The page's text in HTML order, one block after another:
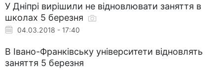
У Дніпрі вирішили не відновлювати заняття в
школах 5 березня
04.03.2018 - 17:40
В Івано-Франківську університети відновлять
заняття 5 березня